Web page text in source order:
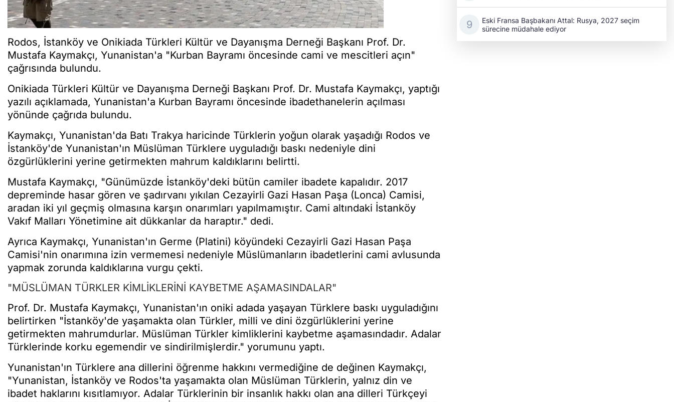
Rodos, İstanköy ve Onikiada Türkleri Kültür ve Dayanışma Derneği Başkanı Prof. Dr.
Mustafa Kaymakçı, Yunanistan'a "Kurban Bayramı öncesinde cami ve mescitleri açın"
çağrısında bulundu.
Onikiada Türkleri Kültür ve Dayanışma Derneği Başkanı Prof. Dr. Mustafa Kaymakçı, yaptığı
yazılı açıklamada, Yunanistan'a Kurban Bayramı öncesinde ibadethanelerin açılması
yönünde çağrıda bulundu.
Kaymakçı, Yunanistan'da Batı Trakya haricinde Türklerin yoğun olarak yaşadığı Rodos ve
İstanköy'de Yunanistan'ın Müslüman Türklere uyguladığı baskı nedeniyle dini
özgürlüklerini yerine getirmekten mahrum kaldıklarını belirtti.
Mustafa Kaymakçı, "Günümüzde İstanköy'deki bütün camiler ibadete kapalıdır. 2017
depreminde hasar gören ve şadırvanı yıkılan Cezayirli Gazi Hasan Paşa (Lonca) Camisi,
aradan iki yıl geçmiş olmasına karşın onarımları yapılmamıştır. Cami altındaki İstanköy
Vakıf Malları Yönetimine ait dükkanlar da haraptır." dedi.
Ayrıca Kaymakçı, Yunanistan'ın Germe (Platini) köyündeki Cezayirli Gazi Hasan Paşa
Camisi'nin onarımına izin vermemesi nedeniyle Müslümanların ibadetlerini cami avlusunda
yapmak zorunda kaldıklarına vurgu çekti.
"MÜSLÜMAN TÜRKLER KİMLİKLERİNİ KAYBETME AŞAMASINDALAR"
Prof. Dr. Mustafa Kaymakçı, Yunanistan'ın oniki adada yaşayan Türklere baskı uyguladığını
belirtirken "İstanköy'de yaşamakta olan Türkler, milli ve dini özgürlüklerini yerine
getirmekten mahrumdurlar. Müslüman Türkler kimliklerini kaybetme aşamasındadır. Adalar
Türklerinde korku egemendir ve sindirilmişlerdir." yorumunu yaptı.
Yunanistan'ın Türklere ana dillerini öğrenme hakkını vermediğine de değinen Kaymakçı,
"Yunanistan, İstanköy ve Rodos'ta yaşamakta olan Müslüman Türklerin, yalnız din ve
ibadet haklarını kısıtlamıyor. Adalar Türklerinin bir insanlık hakkı olan ana dilleri Türkçeyi
Eski Fransa Başbakanı Attal: Rusya, 2027 seçim
sürecine müdahale ediyor